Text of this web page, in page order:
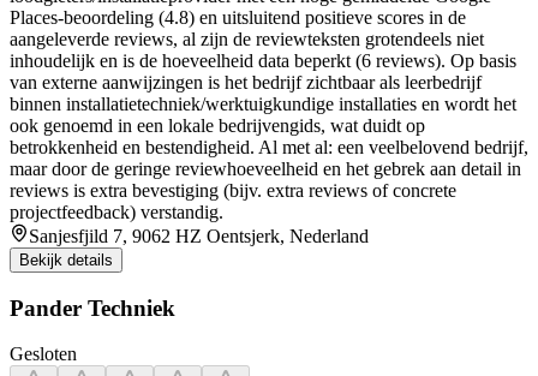
Places-beoordeling (4.8) en uitsluitend positieve scores in de
aangeleverde reviews, al zijn de reviewteksten grotendeels niet
inhoudelijk en is de hoeveelheid data beperkt (6 reviews). Op basis
van externe aanwijzingen is het bedrijf zichtbaar als leerbedrijf
binnen installatietechniek/werktuigkundige installaties en wordt het
ook genoemd in een lokale bedrijvengids, wat duidt op
betrokkenheid en bestendigheid. Al met al: een veelbelovend bedrijf,
maar door de geringe reviewhoeveelheid en het gebrek aan detail in
reviews is extra bevestiging (bijv. extra reviews of concrete
projectfeedback) verstandig.
Sanjesfjild 7, 9062 HZ Oentsjerk, Nederland
Bekijk details
Pander Techniek
Gesloten